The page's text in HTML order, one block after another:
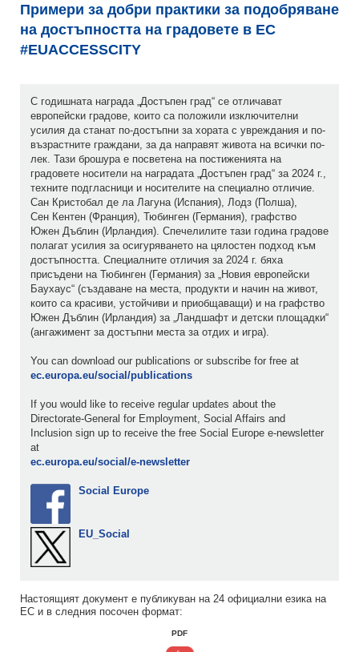
Примери за добри практики за подобряване
на достъпността на градовете в ЕС
#EUACCESSCITY
С годишната награда „Достъпен град“ се отличават
европейски градове, които са положили изключителни
усилия да станат по-достъпни за хората с увреждания и по-
възрастните граждани, за да направят живота на всички по-
лек. Тази брошура е посветена на постиженията на
градовете носители на наградата „Достъпен град“ за 2024 г.,
техните подгласници и носителите на специално отличие.
Сан Кристобал де ла Лагуна (Испания), Лодз (Полша),
Сен Кентен (Франция), Тюбинген (Германия), графство
Южен Дъблин (Ирландия). Спечелилите тази година градове
полагат усилия за осигуряването на цялостен подход към
достъпността. Специалните отличия за 2024 г. бяха
присъдени на Тюбинген (Германия) за „Новия европейски
Баухаус“ (създаване на места, продукти и начин на живот,
които са красиви, устойчиви и приобщаващи) и на графство
Южен Дъблин (Ирландия) за „Ландшафт и детски площадки“
(ангажимент за достъпни места за отдих и игра).
You can download our publications or subscribe for free at
ec.europa.eu/social/publications
If you would like to receive regular updates about the
Directorate-General for Employment, Social Affairs and
Inclusion sign up to receive the free Social Europe e-newsletter
at
ec.europa.eu/social/e-newsletter
Social Europe
EU_Social
Настоящият документ е публикуван на 24 официални езика на
ЕС и в следния посочен формат:
PDF